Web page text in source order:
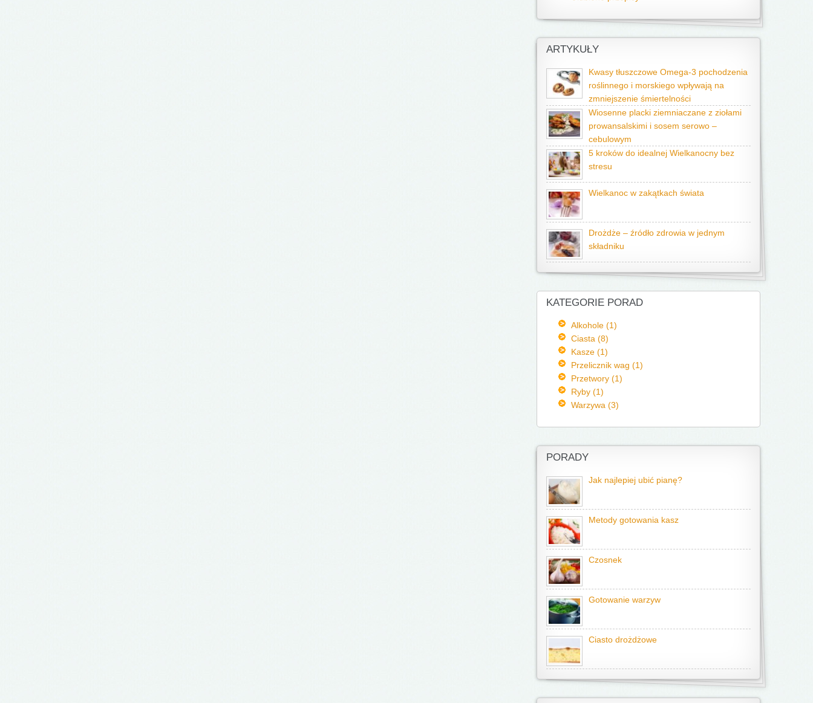
ARTYKUŁY
Kwasy tłuszczowe Omega-3 pochodzenia
roślinnego i morskiego wpływają na
zmniejszenie śmiertelności
Wiosenne placki ziemniaczane z ziołami
prowansalskimi i sosem serowo –
cebulowym
5 kroków do idealnej Wielkanocny bez
stresu
Wielkanoc w zakątkach świata
Drożdże – źródło zdrowia w jednym
składniku
KATEGORIE PORAD
Alkohole (1)
Ciasta (8)
Kasze (1)
Przelicznik wag (1)
Przetwory (1)
Ryby (1)
Warzywa (3)
PORADY
Jak najlepiej ubić pianę?
Metody gotowania kasz
Czosnek
Gotowanie warzyw
Ciasto drożdżowe